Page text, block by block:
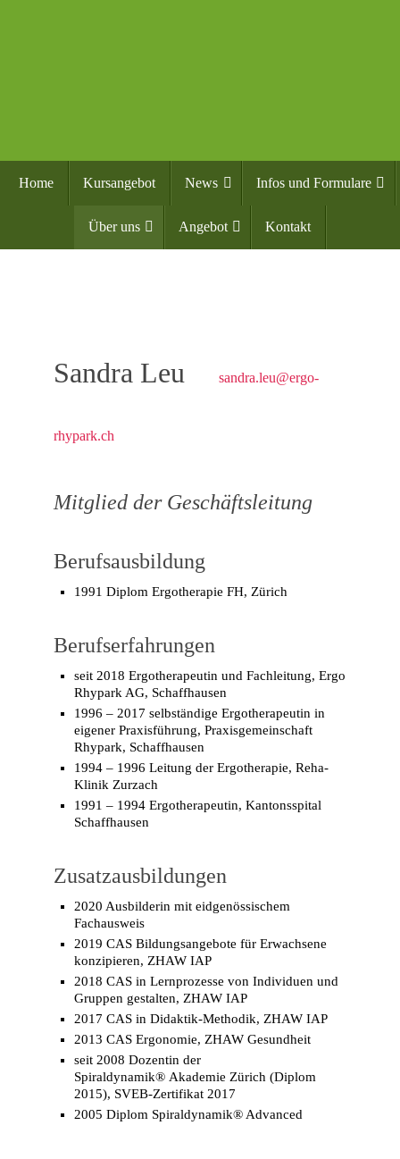
Home Kursangebot News Infos und Formulare
Über uns Angebot Kontakt
Sandra Leu sandra.leu@ergo-
rhypark.ch
Mitglied der Geschäftsleitung
Berufsausbildung
1991 Diplom Ergotherapie FH, Zürich
Berufserfahrungen
seit 2018 Ergotherapeutin und Fachleitung, Ergo
Rhypark AG, Schaffhausen
1996 – 2017 selbständige Ergotherapeutin in
eigener Praxisführung, Praxisgemeinschaft
Rhypark, Schaffhausen
1994 – 1996 Leitung der Ergotherapie, Reha-
Klinik Zurzach
1991 – 1994 Ergotherapeutin, Kantonsspital
Schaffhausen
Zusatzausbildungen
2020 Ausbilderin mit eidgenössischem
Fachausweis
2019 CAS Bildungsangebote für Erwachsene
konzipieren, ZHAW IAP
2018 CAS in Lernprozesse von Individuen und
Gruppen gestalten, ZHAW IAP
2017 CAS in Didaktik-Methodik, ZHAW IAP
2013 CAS Ergonomie, ZHAW Gesundheit
seit 2008 Dozentin der
Spiraldynamik® Akademie Zürich (Diplom
2015), SVEB-Zertifikat 2017
2005 Diplom Spiraldynamik® Advanced